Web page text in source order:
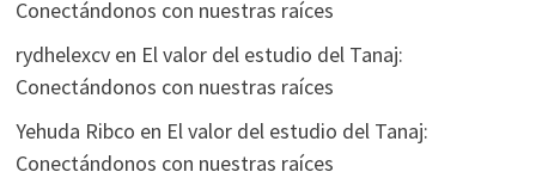
Conectándonos con nuestras raíces
rydhelexcven El valor del estudio del Tanaj:
Conectándonos con nuestras raíces
Yehuda Ribco en El valor del estudio del Tanaj:
Conectándonos con nuestras raíces